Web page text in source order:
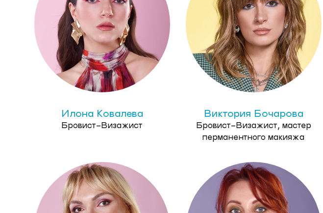
Илона Ковалева
Бровист-Визажист
Виктория Бочарова
Бровист-Визажист, мастер
перманентного макияжа